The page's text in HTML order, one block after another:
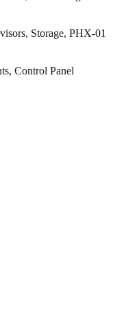
Storage, PHX-01
Control Panel